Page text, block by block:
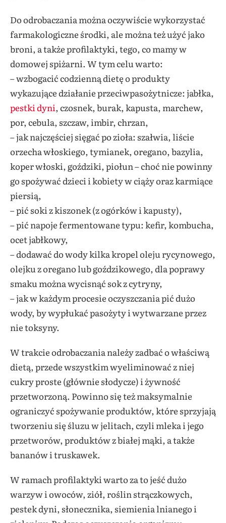
Do odrobaczania można oczywiście wykorzystać
farmakologiczne środki, ale można też użyć jako
broni, a także profilaktyki, tego, co mamy w
domowej spiżarni. W tym celu warto:
– wzbogacić codzienną dietę o produkty
wykazujące działanie przeciwpasożytnicze: jabłka,
pestki dyni, czosnek, burak, kapusta, marchew,
por, cebula, szczaw, imbir, chrzan,
– jak najczęściej sięgać po zioła: szałwia, liście
orzecha włoskiego, tymianek, oregano, bazylia,
koper włoski, goździki, piołun – choć nie powinny
go spożywać dzieci i kobiety w ciąży oraz karmiące
piersią,
– pić soki z kiszonek (z ogórków i kapusty),
– pić napoje fermentowane typu: kefir, kombucha,
ocet jabłkowy,
– dodawać do wody kilka kropel oleju rycynowego,
olejku z oregano lub goździkowego, dla poprawy
smaku można wycisnąć sok z cytryny,
– jak w każdym procesie oczyszczania pić dużo
wody, by wypłukać pasożyty i wytwarzane przez
nie toksyny.
W trakcie odrobaczania należy zadbać o właściwą
dietą, przede wszystkim wyeliminować z niej
cukry proste (głównie słodycze) i żywność
przetworzoną. Powinno się też maksymalnie
ograniczyć spożywanie produktów, które sprzyjają
tworzeniu się śluzu w jelitach, czyli mleka i jego
przetworów, produktów z białej mąki, a także
bananów i truskawek.
W ramach profilaktyki warto za to jeść dużo
warzyw i owoców, ziół, roślin strączkowych,
pestek dyni, słonecznika, siemienia lnianego i